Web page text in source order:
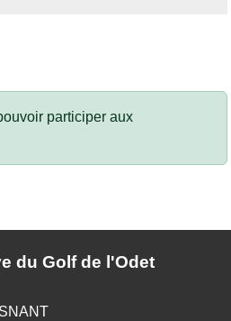
participer aux
du Golf de l'Odet